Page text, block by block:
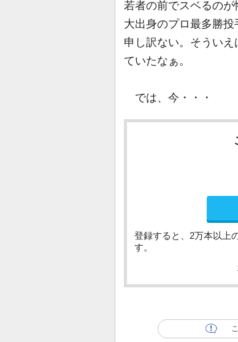
若者の前でスベるの
大出身のプロ最多勝投
申し訳ない。そういえ
ていたなぁ。
では、今・・・
登録すると、2万本以上
す。